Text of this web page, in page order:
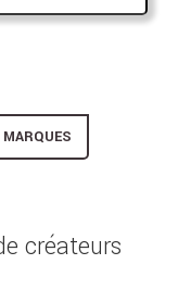
créateurs